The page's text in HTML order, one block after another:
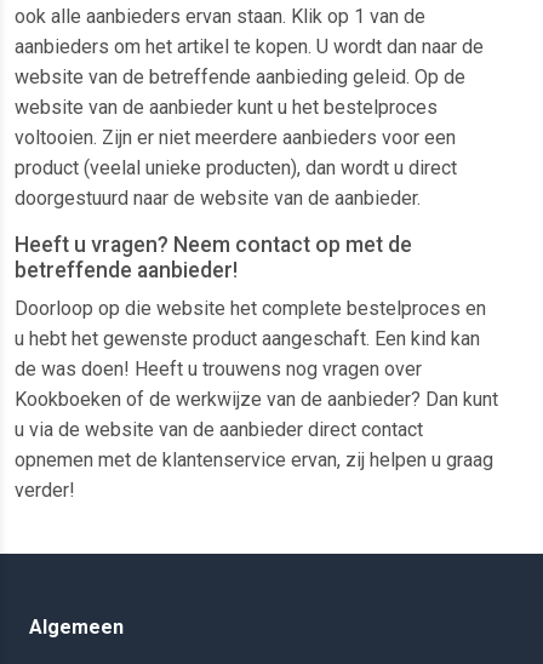
ook alle aanbieders ervan staan. Klik op 1 van de
aanbieders om het artikel te kopen. U wordt dan naar de
website van de betreffende aanbieding geleid. Op de
website van de aanbieder kunt u het bestelproces
voltooien. Zijn er niet meerdere aanbieders voor een
product (veelal unieke producten), dan wordt u direct
doorgestuurd naar de website van de aanbieder.
Heeft u vragen? Neem contact op met de
betreffende aanbieder!
Doorloop op die website het complete bestelproces en
u hebt het gewenste product aangeschaft. Een kind kan
de was doen! Heeft u trouwens nog vragen over
Kookboeken of de werkwijze van de aanbieder? Dan kunt
u via de website van de aanbieder direct contact
opnemen met de klantenservice ervan, zij helpen u graag
verder!
Algemeen